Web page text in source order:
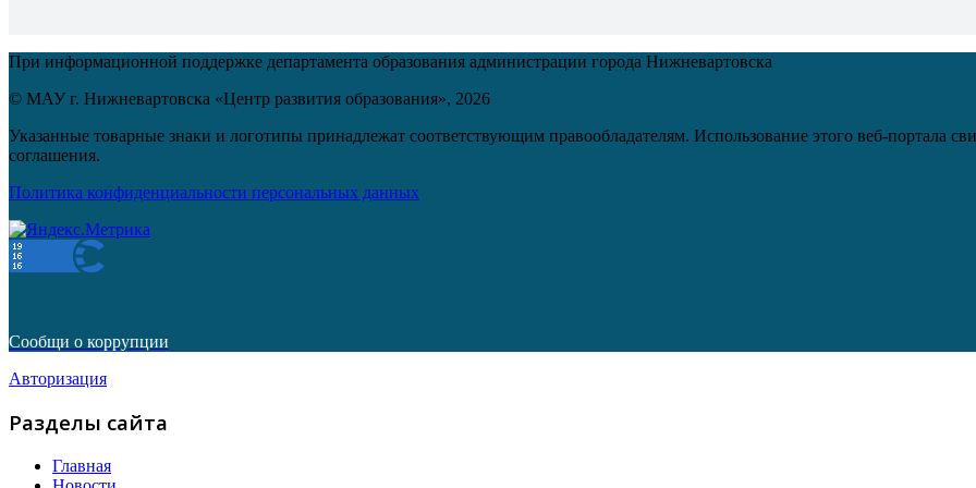
При информационной поддержке департамента образования администрации города Нижневартовска
© МАУ г. Нижневартовска «Центр развития образования», 2026
Указанные товарные знаки и логотипы принадлежат соответствующим правообладателям. Использование этого веб-портала
соглашения.
Политика конфиденциальности персональных данных
Сообщи о коррупции
Авторизация
Разделы сайта
Главная